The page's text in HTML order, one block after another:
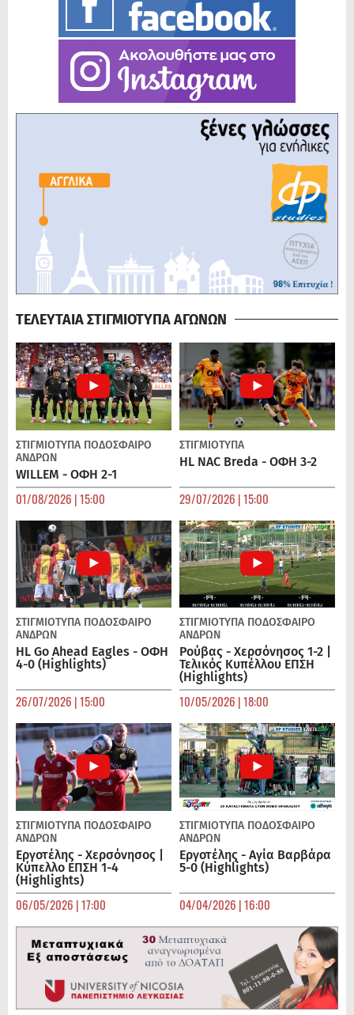
ΤΕΛΕΥΤΑΙΑ ΣΤΙΓΜΙΟΤΥΠΑ ΑΓΩΝΩΝ
ΣΤΙΓΜΙΟΤΥΠΑ ΠΟΔΌΣΦΑΙΡΟ
ΑΝΔΡΏΝ
WILLEM - ΟΦΗ 2-1
01/08/2026 | 15:00
ΣΤΙΓΜΙΟΤΥΠΑ
HL NAC Breda - ΟΦΗ 3-2
29/07/2026 | 15:00
ΣΤΙΓΜΙΟΤΥΠΑ ΠΟΔΌΣΦΑΙΡΟ
ΑΝΔΡΏΝ
HL Go Ahead Eagles - ΟΦΗ
4-0 (Highlights)
26/07/2026 | 15:00
ΣΤΙΓΜΙΟΤΥΠΑ ΠΟΔΌΣΦΑΙΡΟ
ΑΝΔΡΏΝ
Ρούβας - Χερσόνησος 1-2 |
Τελικός Κυπέλλου ΕΠΣΗ
(Highlights)
10/05/2026 | 18:00
ΣΤΙΓΜΙΟΤΥΠΑ ΠΟΔΌΣΦΑΙΡΟ
ΑΝΔΡΏΝ
Εργοτέλης - Χερσόνησος |
Κύπελλο ΕΠΣΗ 1-4
(Highlights)
06/05/2026 | 17:00
ΣΤΙΓΜΙΟΤΥΠΑ ΠΟΔΌΣΦΑΙΡΟ
ΑΝΔΡΏΝ
Εργοτέλης - Αγία Βαρβάρα
5-0 (Highlights)
04/04/2026 | 16:00